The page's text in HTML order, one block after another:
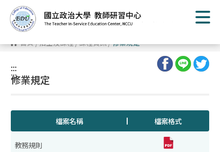
到
主
要
容 首頁/招生及課程/課程資訊/修業規定
:::
:::
修業規定
檔案名稱 檔案格式
教務規則